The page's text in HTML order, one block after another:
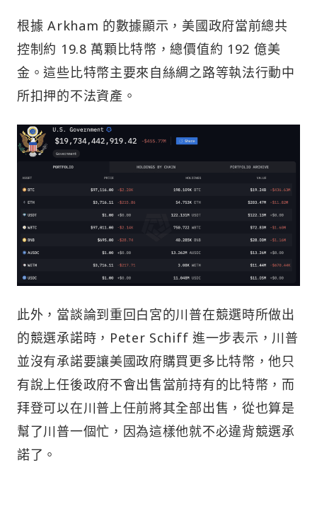
根據 Arkham 的數據顯示，美國政府當前總共
控制約 19.8 萬顆比特幣，總價值約 192 億美
金。這些比特幣主要來自絲綢之路等執法行動中
所扣押的不法資產。
此外，當談論到重回白宮的川普在競選時所做出
的競選承諾時，Peter Schiff 進一步表示，川普
並沒有承諾要讓美國政府購買更多比特幣，他只
有說上任後政府不會出售當前持有的比特幣，而
拜登可以在川普上任前將其全部出售，從也算是
幫了川普一個忙，因為這樣他就不必違背競選承
諾了。